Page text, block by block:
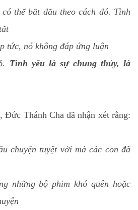
thể bắt đầu theo cách đó. Tình
tức, nó không đáp ứng luận
Tình yêu là sự chung thủy, là
Đức Thánh Cha đã nhận xét rằng:
chuyện tuyệt vời mà các con đã
những bộ phim khó quên hoặc